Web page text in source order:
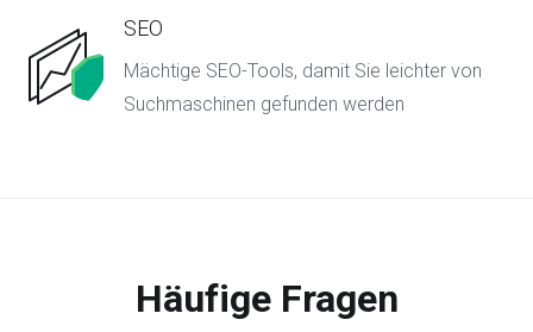
SEO
Mächtige SEO-Tools, damit Sie leichter von
Suchmaschinen gefunden werden
Häufige Fragen